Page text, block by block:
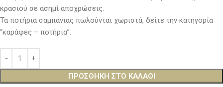
κρασιού σε ασημί αποχρώσεις.
Τα ποτήρια σαμπάνιας πωλούνται χωριστά, δείτε την κατηγορία
“καράφες – ποτήρια”.
ΠΡΟΣΘΉΚΗ ΣΤΟ ΚΑΛΆΘΙ